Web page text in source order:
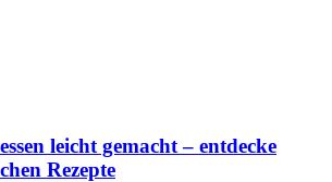
leicht gemacht – entdecke
Rezepte